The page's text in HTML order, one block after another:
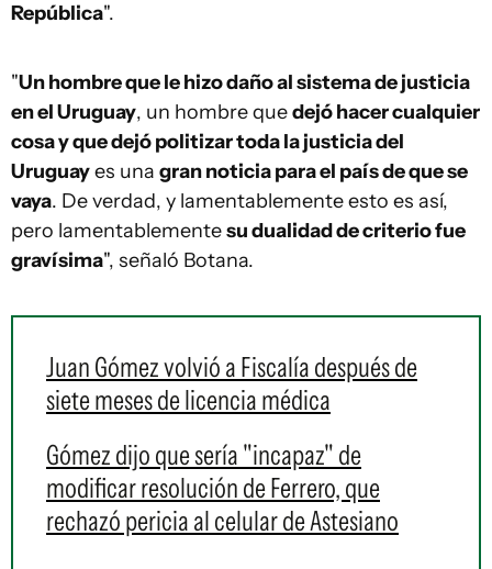
República".
"Un hombre que le hizo daño al sistema de justicia
en el Uruguay, un hombre quedejó hacer cualquier
cosa y que dejó politizar toda la justicia del
Uruguayes una gran noticia para el país de que se
vaya. De verdad, y lamentablemente esto es así,
pero lamentablementesu dualidad de criterio fue
gravísima", señaló Botana.
Juan Gómez volvió a Fiscalía después de
siete meses de licencia médica
Gómez dijo que sería "incapaz" de
modificar resolución de Ferrero, que
rechazó pericia al celular de Astesiano